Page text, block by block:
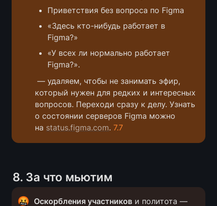
Приветствия без вопроса по Figma
«Здесь кто-нибудь работает в
Figma?»
«У всех ли нормально работает
Figma?».
— удаляем, чтобы не занимать эфир,
который нужен для редких и интересных
вопросов. Переходи сразу к делу. Узнать
о состоянии серверов Figma можно
на status.figma.com. 7.7
8. За что мьютим
🤬 Оскорбления участников и политота —